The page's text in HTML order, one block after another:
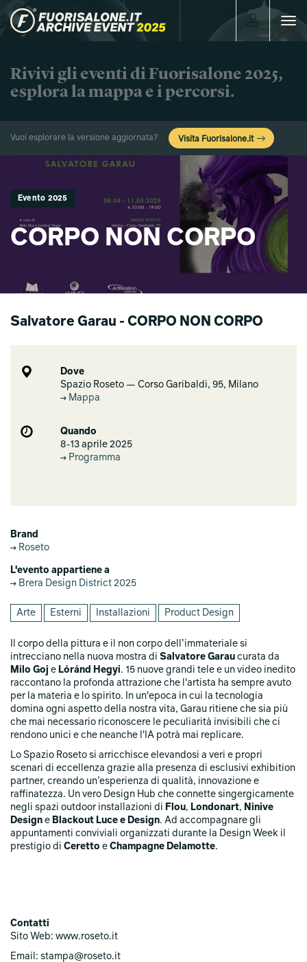
Toggle
Rivivi gli eventi di Fuorisalone 2025,
esplora la mappa e i percorsi.
Vuoi esplorare la versione aggiornata? Visita Fuorisalone.it
Evento 2025
CORPO NON CORPO
Salvatore Garau - CORPO NON CORPO
Dove
Spazio Roseto — Corso Garibaldi, 95, Milano
Mappa
Quando
8-13 aprile 2025
Programma
Brand
Roseto
L'evento appartiene a
Brera Design District 2025
Arte Esterni Installazioni Product Design
Il corpo della pittura e il non corpo dell’immateriale si
intrecciano nella nuova mostra di Salvatore Garau curata da
Milo Goj e Lóránd Hegyi. 15 nuove grandi tele e un video inedito
raccontano la profonda attrazione che l'artista ha sempre avuto
per la materia e lo spirito. In un'epoca in cui la tecnologia
domina ogni aspetto della nostra vita, Garau ritiene che sia più
che mai necessario riconoscere le peculiarità invisibili che ci
rendono unici e che neanche l'IA potrà mai replicare.
Lo Spazio Roseto si arricchisce elevandosi a veri e propri
scenari di eccellenza grazie alla presenza di esclusivi exhibition
partner, creando un’esperienza di qualità, innovazione e
raffinatezza. Un vero Design Hub che connette singergicamente
negli spazi outdoor installazioni di Flou, Londonart, Ninive
Design e Blackout Luce e Design. Ad accompagnare gli
appuntamenti conviviali organizzati durante la Design Week il
prestigio di Ceretto e Champagne Delamotte.
Contatti
Sito Web: www.roseto.it
Email: stampa@roseto.it